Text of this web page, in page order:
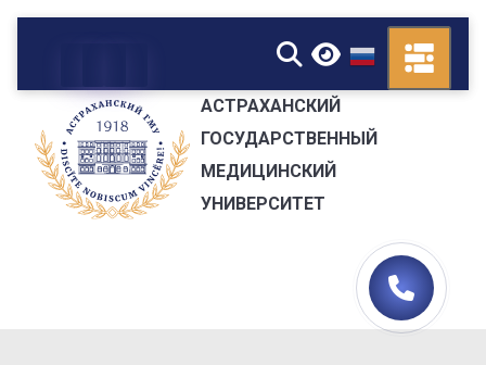
▼
АСТРАХАНСКИЙ
ГОСУДАРСТВЕННЫЙ
МЕДИЦИНСКИЙ
УНИВЕРСИТЕТ